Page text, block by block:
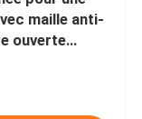
maille anti-
ouverte